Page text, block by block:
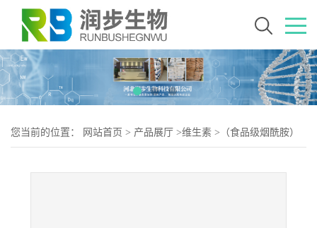
您当前的位置： 网站首页 > 产品展厅 >维生素 > （食品级烟酰胺）